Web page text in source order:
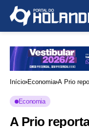
Início Economia A Prio
Economia
A Prio